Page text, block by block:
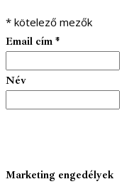
* kötelező mezők
Email cím *
Név
Marketing engedélyek